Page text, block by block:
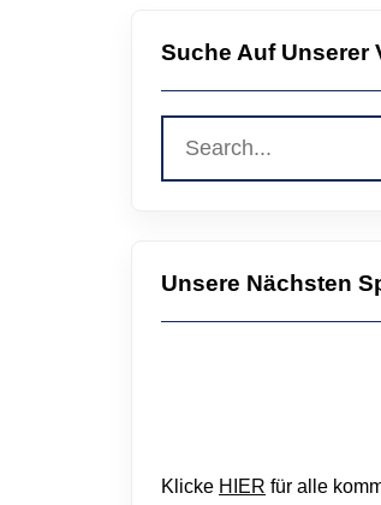
Suche Auf Unserer
Unsere Nächsten
Klicke HIER für alle